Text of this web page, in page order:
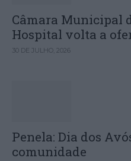
Câmara Municipal
Hospital volta a
30 DE JULHO, 2026
Penela: Dia dos
comunidade